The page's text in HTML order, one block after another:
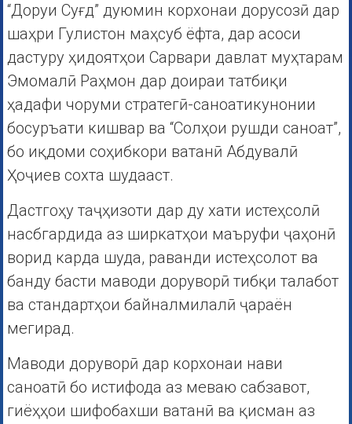
“Доруи Суғд” дуюмин корхонаи дорусозӣ дар
шаҳри Гулистон маҳсуб ёфта, дар асоси
дастуру ҳидоятҳои Сарвари давлат муҳтарам
Эмомалӣ Раҳмон дар доираи татбиқи
ҳадафи чоруми стратегӣ-саноатикунонии
босуръати кишвар ва “Солҳои рушди саноат”,
бо иқдоми соҳибкори ватанӣ Абдувалӣ
Ҳоҷиев сохта шудааст.
Дастгоҳу таҷҳизоти дар ду хати истеҳсолӣ
насбгардида аз ширкатҳои маъруфи ҷаҳонӣ
ворид карда шуда, раванди истеҳсолот ва
банду басти маводи доруворӣ тибқи талабот
ва стандартҳои байналмилалӣ ҷараён
мегирад.
Маводи доруворӣ дар корхонаи нави
саноатӣ бо истифода аз меваю сабзавот,
гиёҳҳои шифобахши ватанӣ ва қисман аз